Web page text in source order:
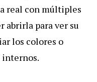
real con múltiples
abrirla para ver su
los colores o
internos.